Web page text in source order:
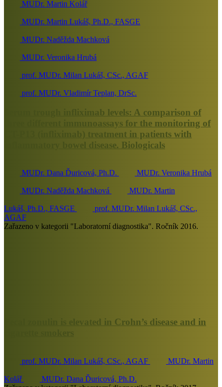
MUDr. Martin Kolář
MUDr. Martin Lukáš, Ph.D., FASGE
MUDr. Naděžda Machková
MUDr. Veronika Hrubá
prof. MUDr. Milan Lukáš, CSc., AGAF
prof. MUDr. Vladimír Teplan, DrSc.
Serum trough infliximab levels: A comparison of
three different immunoassays for the monitoring of
CT-P13 (infliximab) treatment in patients with
inflammatory bowel disease. Biologicals
MUDr. Dana Ďuricová, Ph.D. MUDr. Veronika Hrubá
MUDr. Naděžda Machková MUDr. Martin
Lukáš, Ph.D., FASGE
prof. MUDr. Milan Lukáš, CSc.,
AGAF
Zařazeno v kategorii "Laboratorní diagnostika". Ročník 2016.
Fecal zonulin is elevated in Crohn’s disease and in
prof. MUDr. Milan Lukáš, CSc., AGAF MUDr. Martin
Kolář
MUDr. Dana Ďuricová, Ph.D.